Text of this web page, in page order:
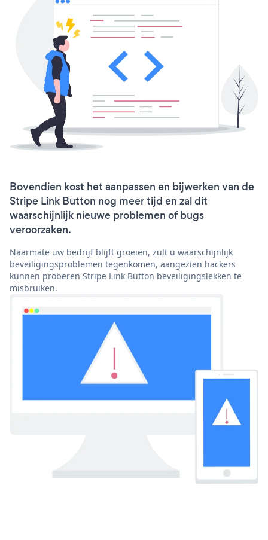
Bovendien kost het aanpassen en bijwerken van de
Stripe Link Button nog meer tijd en zal dit
waarschijnlijk nieuwe problemen of bugs
veroorzaken.
Naarmate uw bedrijf blijft groeien, zult u waarschijnlijk
beveiligingsproblemen tegenkomen, aangezien hackers
kunnen proberen Stripe Link Button beveiligingslekken te
misbruiken.